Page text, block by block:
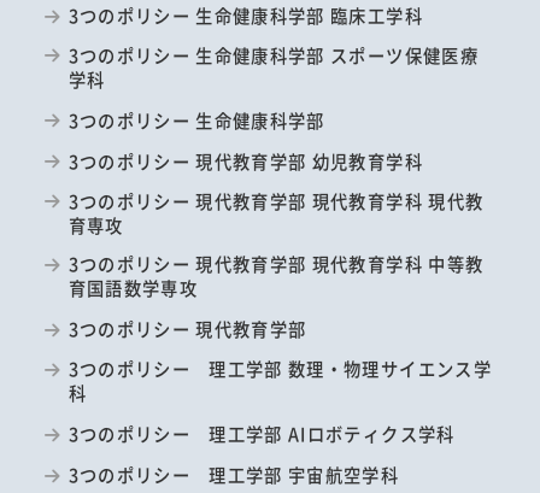
3つのポリシー 生命健康科学部 臨床工学科
3つのポリシー 生命健康科学部 スポーツ保健医療
学科
3つのポリシー 生命健康科学部
3つのポリシー 現代教育学部 幼児教育学科
3つのポリシー 現代教育学部 現代教育学科 現代教
育専攻
3つのポリシー 現代教育学部 現代教育学科 中等教
育国語数学専攻
3つのポリシー 現代教育学部
3つのポリシー 理工学部 数理・物理サイエンス学
科
3つのポリシー 理工学部 AIロボティクス学科
3つのポリシー 理工学部 宇宙航空学科